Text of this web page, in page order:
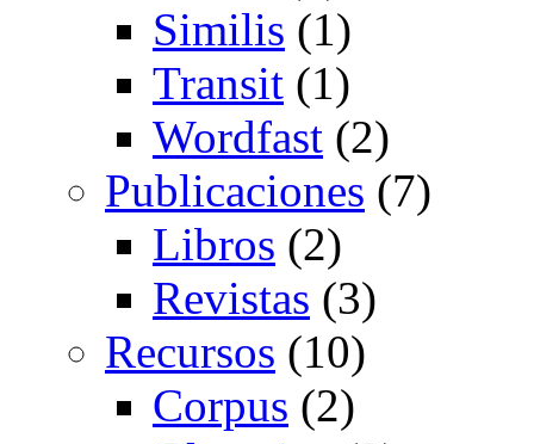
Similis (1)
Transit (1)
Wordfast (2)
Publicaciones (7)
Libros (2)
Revistas (3)
Recursos (10)
Corpus (2)